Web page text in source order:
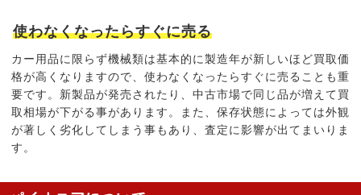
使わなくなったらすぐに売る
カー用品に限らず機械類は基本的に製造年が新しいほど買取価
格が高くなりますので、 使わなくなったらすぐに売る ことも重
要です。新製品が発売されたり、中古市場で同じ品が増えて買
取相場が下がる事があります。また、保存状態によっては外観
が著しく劣化してしまう事もあり、査定に影響が出てまいりま
す。